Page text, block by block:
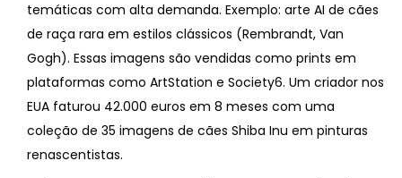
temáticas com alta demanda. Exemplo: arte AI de cães
de raça rara em estilos clássicos (Rembrandt, Van
Gogh). Essas imagens são vendidas como prints em
plataformas como ArtStation e Society6. Um criador nos
EUA faturou 42.000 euros em 8 meses com uma
coleção de 35 imagens de cães Shiba Inu em pinturas
renascentistas.